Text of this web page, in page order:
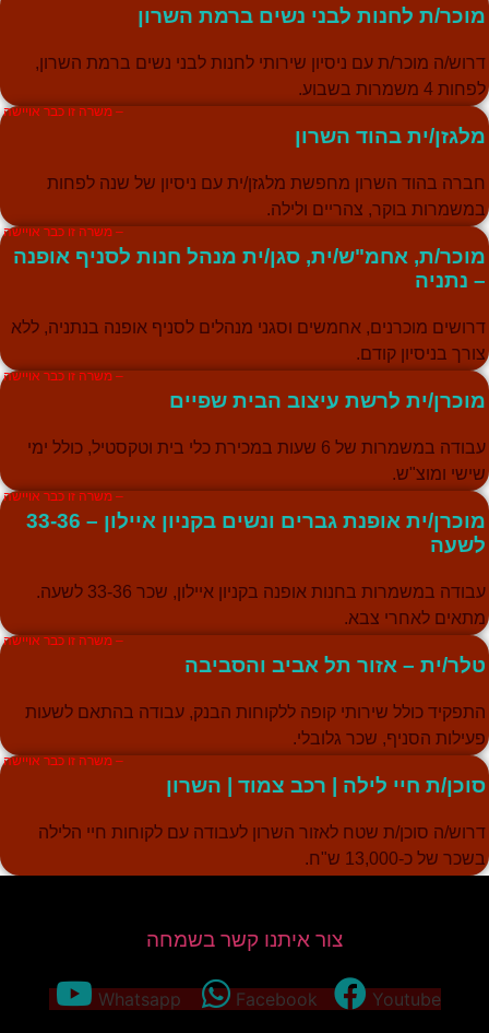
ת לחנות לבני נשים ברמת השרון
ה מוכר/ת עם ניסיון שירותי לחנות לבני נשים ברמת השרון,
4 משמרות בשבוע.
– משרה זו כבר אויישה
ית בהוד השרון
בהוד השרון מחפשת מלגזן/ית עם ניסיון של שנה לפחות
בוקר, צהריים ולילה.
– משרה זו כבר אויישה
ת, אחמ"ש/ית, סגן/ית מנהל חנות לסניף אופנה
נתניה
מוכרנים, אחמשים וסגני מנהלים לסניף אופנה בנתניה, ללא
בניסיון קודם.
– משרה זו כבר אויישה
ית לרשת עיצוב הבית שפיים
עבודה במשמרות של 6 שעות במכירת כלי בית וטקסטיל, כולל ימי
ומוצ"ש.
– משרה זו כבר אויישה
מוכרן/ית אופנת גברים ונשים בקניון איילון – 33-36
עבודה במשמרות בחנות אופנה בקניון איילון, שכר 33-36 לשעה.
לאחרי צבא.
– משרה זו כבר אויישה
ית – אזור תל אביב והסביבה
כולל שירותי קופה ללקוחות הבנק, עבודה בהתאם לשעות
הסניף, שכר גלובלי.
– משרה זו כבר אויישה
ת חיי לילה | רכב צמוד | השרון
ה סוכן/ת שטח לאזור השרון לעבודה עם לקוחות חיי הלילה
של כ-13,000 ש"ח.
צור איתנו קשר בשמחה
Whatsapp Facebook Youtube